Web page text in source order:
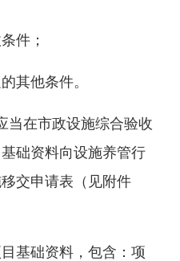
件；
其他条件。
当在市政设施综合验收
础资料向设施养管行
交申请表（见附件
基础资料，包含：项